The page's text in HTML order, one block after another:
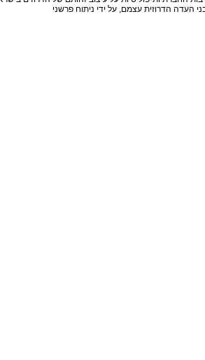
העדה הדרוזית עצמם, על ידי ניתוח פרשני